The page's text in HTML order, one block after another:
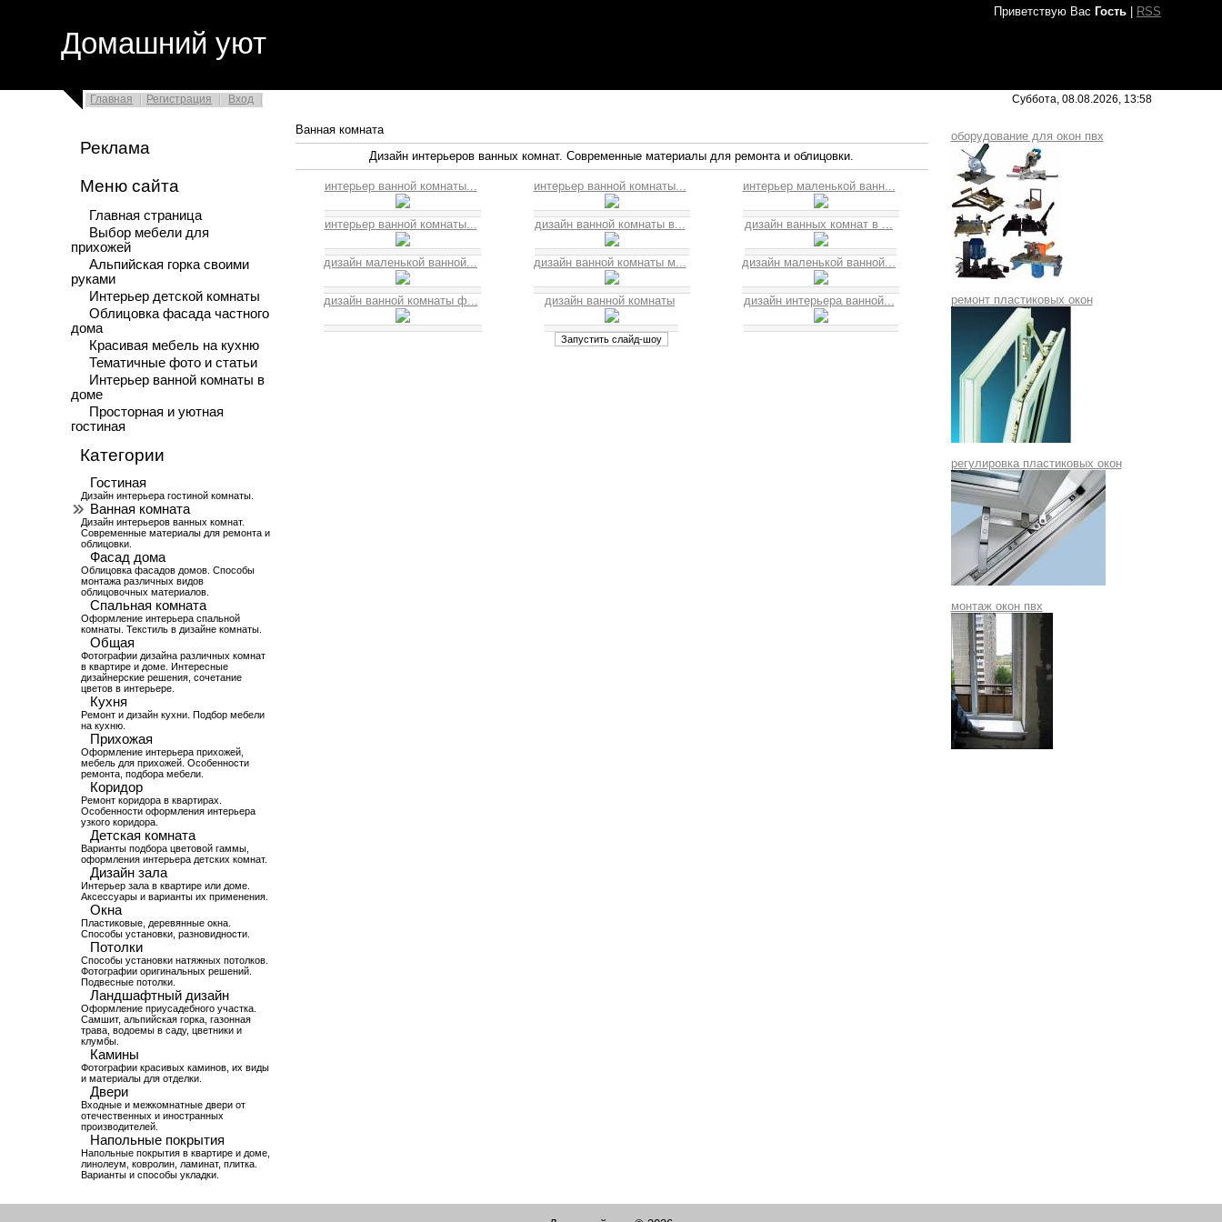
Приветствую Вас Гость| RSS
Домашний уют
Главная Регистрация Вход Суббота, 08.08.2026, 13:58
Реклама
Меню сайта
Главная страница
Выбор мебели для
прихожей
Альпийская горка своими
руками
Интерьер детской комнаты
Облицовка фасада частного
дома
Красивая мебель на кухню
Тематичные фото и статьи
Интерьер ванной комнаты в
доме
Просторная и уютная
гостиная
Категории
Гостиная
Дизайн интерьера гостиной комнаты.
Ванная комната
Дизайн интерьеров ванных комнат.
Современные материалы для ремонта и
облицовки.
Фасад дома
Облицовка фасадов домов. Способы
монтажа различных видов
облицовочных материалов.
Спальная комната
Оформление интерьера спальной
комнаты. Текстиль в дизайне комнаты.
Общая
Фотографии дизайна различных комнат
в квартире и доме. Интересные
дизайнерские решения, сочетание
цветов в интерьере.
Кухня
Ремонт и дизайн кухни. Подбор мебели
на кухню.
Прихожая
Оформление интерьера прихожей,
мебель для прихожей. Особенности
ремонта, подбора мебели.
Коридор
Ремонт коридора в квартирах.
Особенности оформления интерьера
узкого коридора.
Детская комната
Варианты подбора цветовой гаммы,
оформления интерьера детских комнат.
Дизайн зала
Интерьер зала в квартире или доме.
Аксессуары и варианты их применения.
Окна
Пластиковые, деревянные окна.
Способы установки, разновидности.
Потолки
Способы установки натяжных потолков.
Фотографии оригинальных решений.
Подвесные потолки.
Ландшафтный дизайн
Оформление приусадебного участка.
Самшит, альпийская горка, газонная
трава, водоемы в саду, цветники и
клумбы.
Камины
Фотографии красивых каминов, их виды
и материалы для отделки.
Двери
Входные и межкомнатные двери от
отечественных и иностранных
производителей.
Напольные покрытия
Напольные покрытия в квартире и доме,
линолеум, ковролин, ламинат, плитка.
Варианты и способы укладки.
Ванная комната
Дизайн интерьеров ванных комнат. Современные материалы для ремонта и облицовки.
интерьер ванной комнаты... интерьер ванной комнаты... интерьер маленькой ванн...
интерьер ванной комнаты... дизайн ванной комнаты в... дизайн ванных комнат в ...
дизайн маленькой ванной... дизайн ванной комнаты м... дизайн маленькой ванной...
дизайн ванной комнаты ф... дизайн ванной комнаты дизайн интерьера ванной...
оборудование для окон пвх
ремонт пластиковых окон
регулировка пластиковых окон
монтаж окон пвх